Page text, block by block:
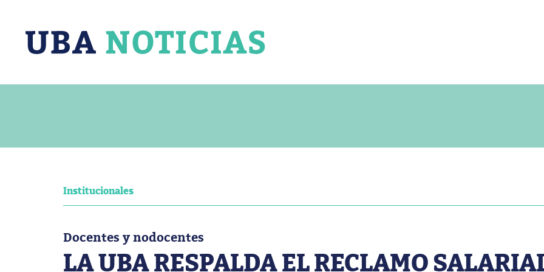
Institucionales
Docentes y nodocentes
LA UBA RESPALDA EL RECLAMO